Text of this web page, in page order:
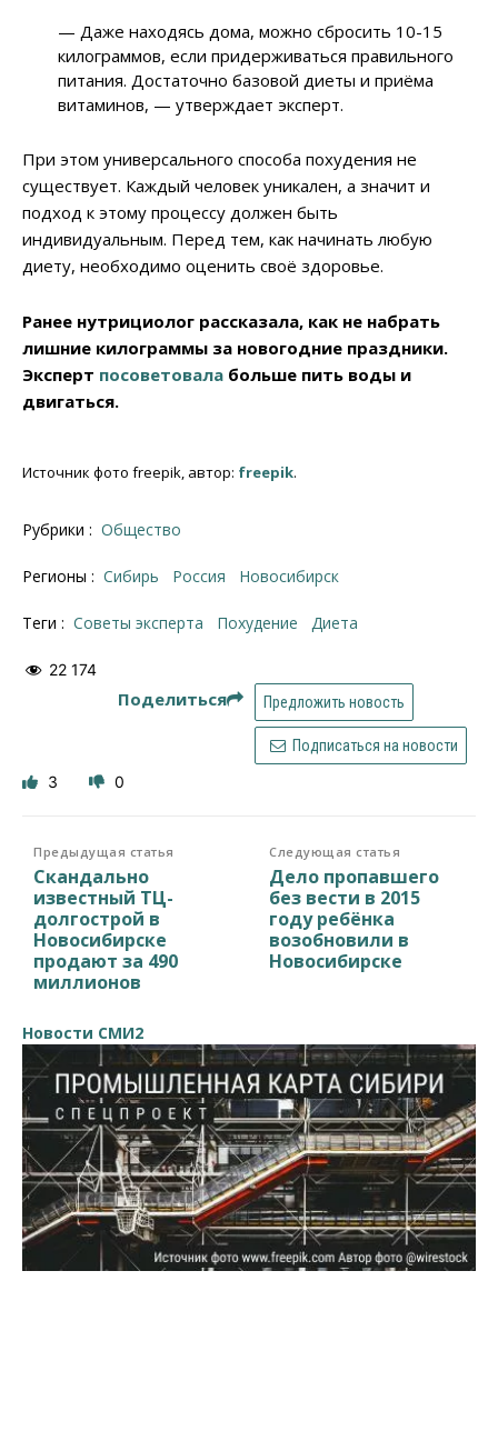
— Даже находясь дома, можно сбросить 10-15
килограммов, если придерживаться правильного
питания. Достаточно базовой диеты и приёма
витаминов, — утверждает эксперт.
При этом универсального способа похудения не
существует. Каждый человек уникален, а значит и
подход к этому процессу должен быть
индивидуальным. Перед тем, как начинать любую
диету, необходимо оценить своё здоровье.
Ранее нутрициолог рассказала, как не набрать
лишние килограммы за новогодние праздники.
Эксперт посоветовала больше пить воды и
двигаться.
Источник фото freepik, автор: freepik.
Рубрики : Общество
Регионы : Сибирь Россия Новосибирск
Теги : советы эксперта похудение диета
22 174
Поделиться Предложить новость
Подписаться на новости
3 0
Предыдущая статья
Скандально
известный ТЦ-
долгострой в
Новосибирске
продают за 490
миллионов
Следующая статья
Дело пропавшего
без вести в 2015
году ребёнка
возобновили в
Новосибирске
Новости СМИ2